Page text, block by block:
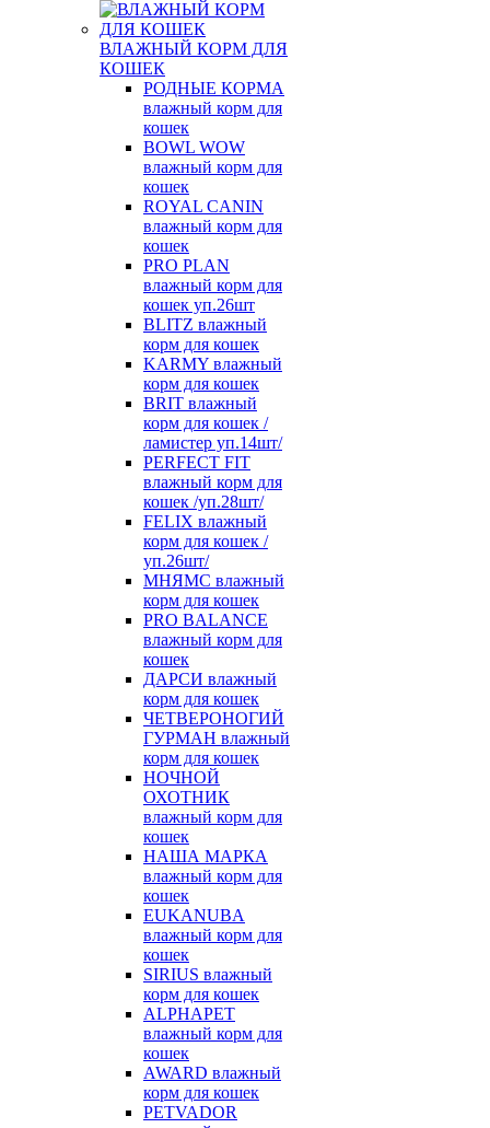
ВЛАЖНЫЙ КОРМ ДЛЯ
КОШЕК
РОДНЫЕ КОРМА
влажный корм для
кошек
BOWL WOW
влажный корм для
кошек
ROYAL CANIN
влажный корм для
кошек
PRO PLAN
влажный корм для
кошек уп.26шт
BLITZ влажный
корм для кошек
KARMY влажный
корм для кошек
BRIT влажный
корм для кошек /
ламистер уп.14шт/
PERFECT FIT
влажный корм для
кошек /уп.28шт/
FELIX влажный
корм для кошек /
уп.26шт/
МНЯМС влажный
корм для кошек
PRO BALANCE
влажный корм для
кошек
ДАРСИ влажный
корм для кошек
ЧЕТВЕРОНОГИЙ
ГУРМАН влажный
корм для кошек
НОЧНОЙ
ОХОТНИК
влажный корм для
кошек
НАША МАРКА
влажный корм для
кошек
EUKANUBA
влажный корм для
кошек
SIRIUS влажный
корм для кошек
ALPHAPET
влажный корм для
кошек
AWARD влажный
корм для кошек
PETVADOR